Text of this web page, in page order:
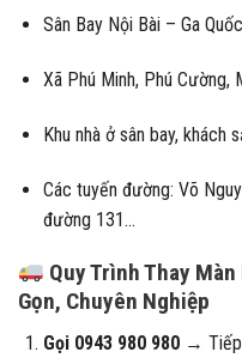
Sân Bay Nội Bài – Ga
Xã Phú Minh, Phú Cường,
Khu nhà ở sân bay, khách
Các tuyến đường: Võ
đường 131…
Quy Trình Thay
Gọn, Chuyên Nghiệp
Gọi 0943 980 980→ Tiếp